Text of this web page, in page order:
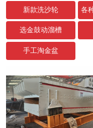
新款洗沙轮
选金鼓动溜槽
手工淘金盆